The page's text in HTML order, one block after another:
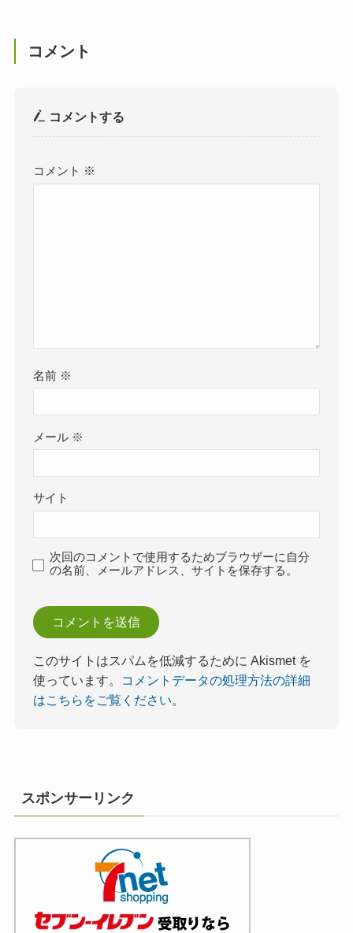
コメント
コメントする
コメント ※
名前 ※
メール ※
サイト
次回のコメントで使用するためブラウザーに自分
の名前、メールアドレス、サイトを保存する。
このサイトはスパムを低減するために Akismet を
使っています。
コメントデータの処理方法の詳細
はこちらをご覧ください。
スポンサーリンク